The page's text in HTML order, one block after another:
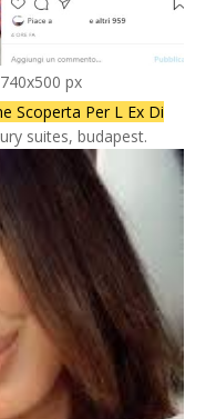
px
Scoperta Per L Ex Di
suites, budapest.